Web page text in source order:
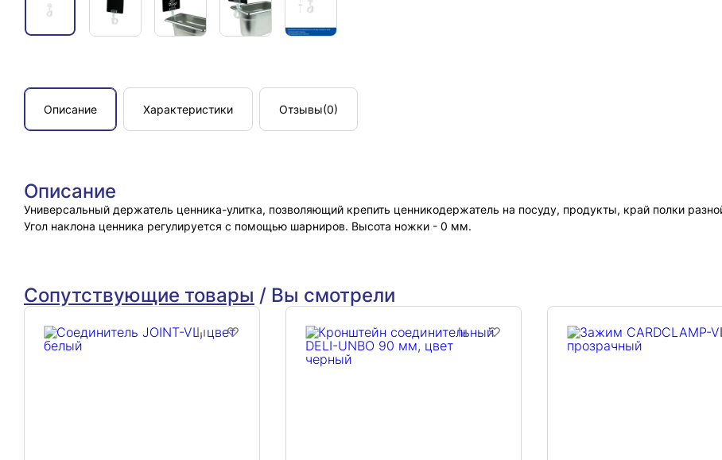
Описание Характеристики Отзывы(0)
Описание
Универсальный держатель ценника-улитка, позволяющий крепить ценникодержатель на посуду, продукты, край полки
Угол наклона ценника регулируется с помощью шарниров. Высота ножки - 0 мм.
Сопутствующие товары / Вы смотрели